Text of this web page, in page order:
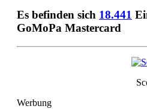
Es befinden sich 18.441
GoMoPa Mastercard
Werbung